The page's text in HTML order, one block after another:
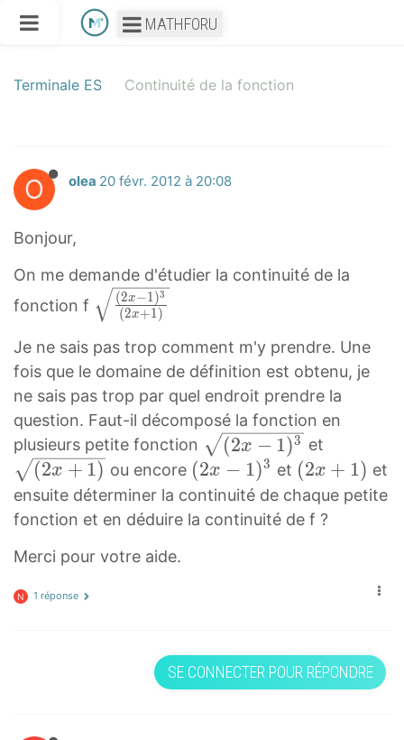
MATHFORU
Terminale ES Continuité de la fonction
O olea 20 févr. 2012 à 20:08
Bonjour,
On me demande d'étudier la continuité de la
fonction f
2
x
−
1
)
3
(
2
x
+
1
(2x+1)
(2x−1)3
Je ne sais pas trop comment m'y prendre. Une
fois que le domaine de définition est obtenu, je
ne sais pas trop par quel endroit prendre la
question. Faut-il décomposé la fonction en
plusieurs petite fonction (
2
x
−
q
r
(2x − 1)3 et
2
x
+
r
t
(2x + 1) ou encore (
2
x
2
x
(2x − 1)3 et (
2
x
x
+
(2x + 1) et
ensuite déterminer la continuité de chaque petite
fonction et en déduire la continuité de f ?
Merci pour votre aide.
N 1 réponse
SE CONNECTER POUR RÉPONDRE